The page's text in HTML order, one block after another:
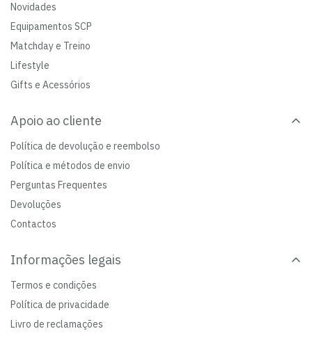
Novidades
Equipamentos SCP
Matchday e Treino
Lifestyle
Gifts e Acessórios
Apoio ao cliente
Política de devolução e reembolso
Política e métodos de envio
Perguntas Frequentes
Devoluções
Contactos
Informações legais
Termos e condições
Política de privacidade
Livro de reclamações